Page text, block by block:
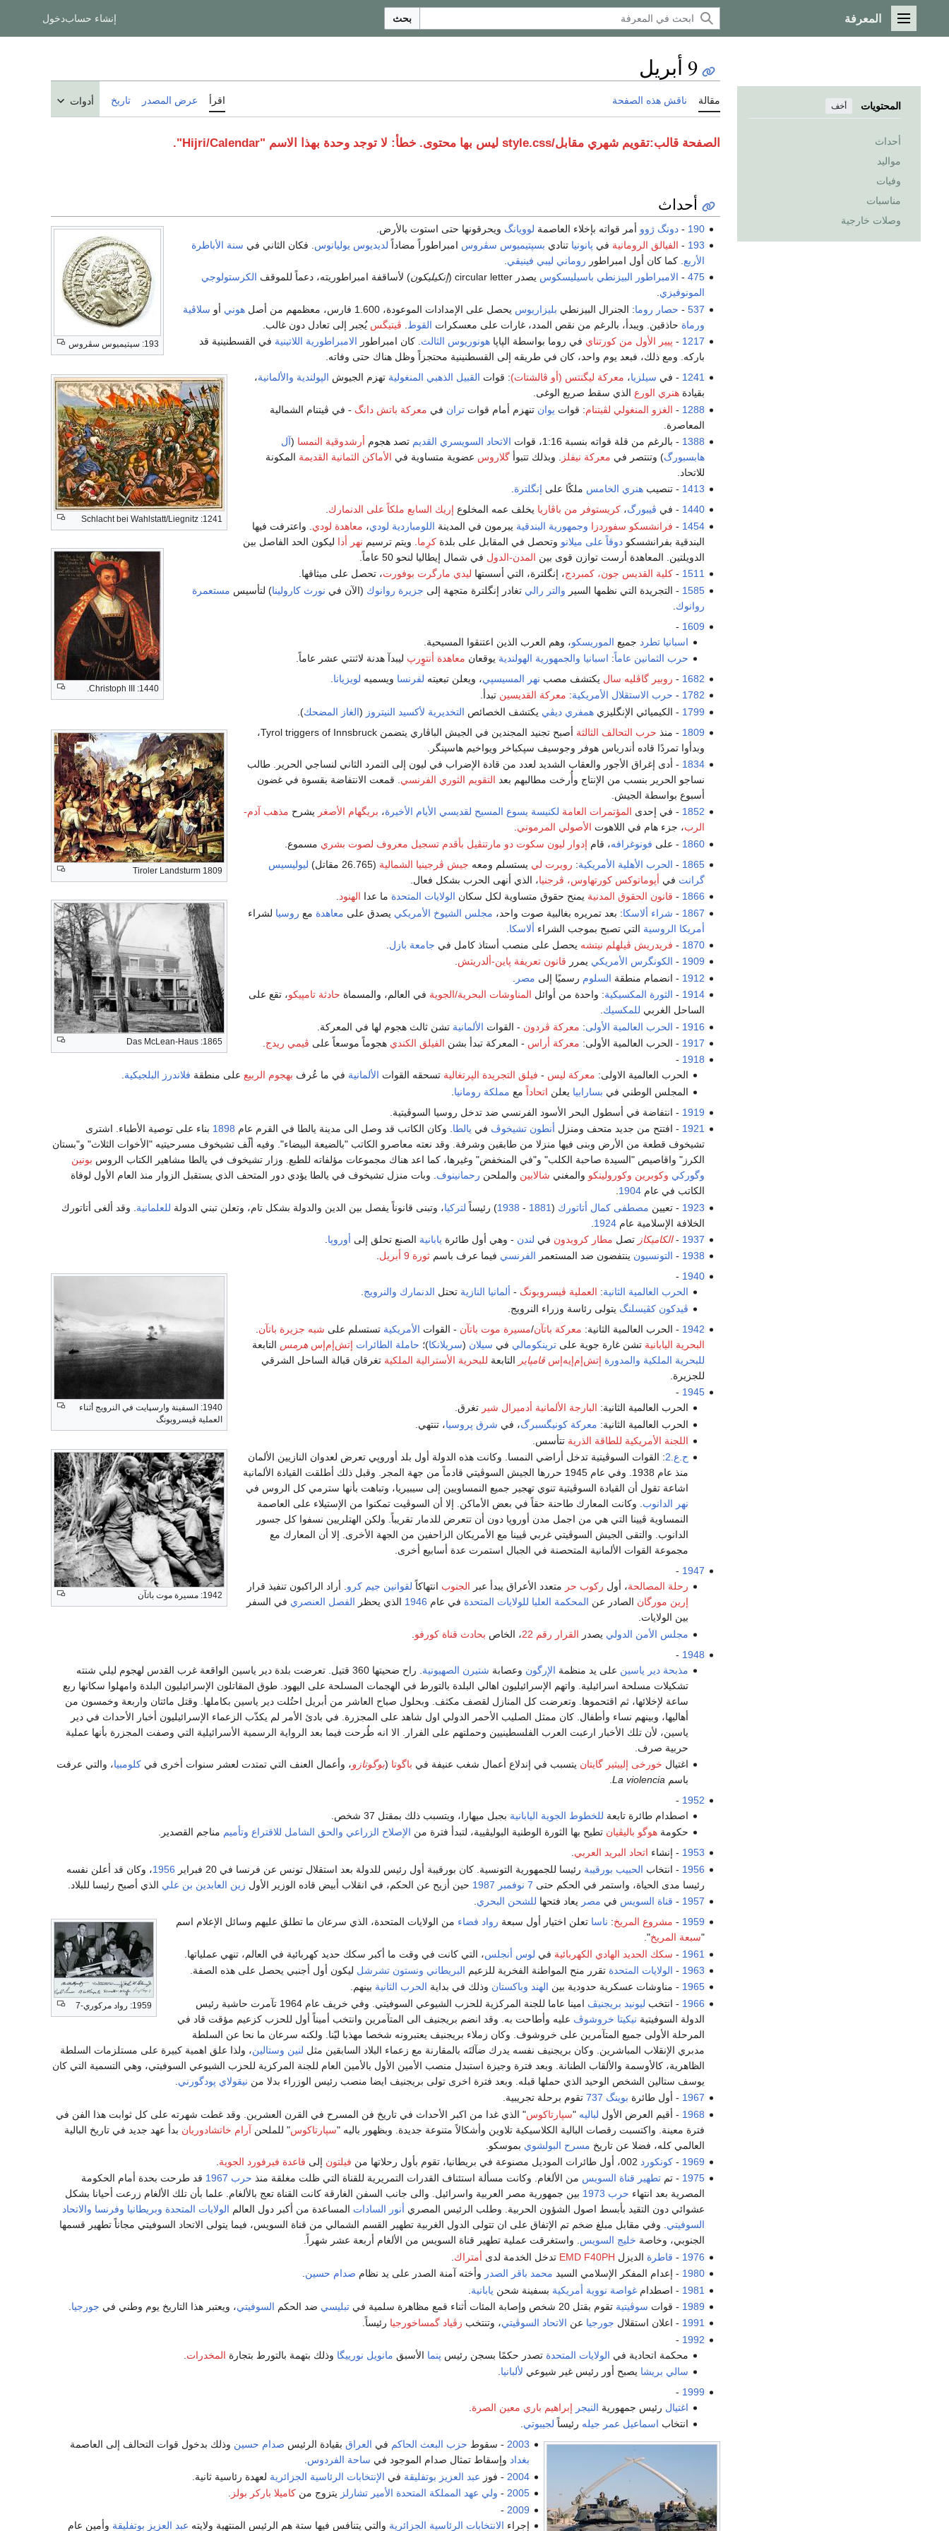
القائمة الرئيسية
المعرفة بحث إنشاء حسابدخول
المحتويات أخف
أحداث
مواليد
وفيات
مناسبات
وصلات خارجية
9 أبريل
مقالة ناقش هذه الصفحة اقرأ عرض المصدر تاريخ أدوات
الصفحة قالب:تقويم شهري مقابل/style.css ليس بها محتوى. خطأ: لا توجد وحدة بهذا الاسم "Hijri/Calendar".
أحداث
193: سپتيميوس سڤروس
190
-دونگ ژوو أمر قواته بإخلاء العاصمة لوويانگ ويحرقونها حتى استوت بالأرض.
193
- الفيالق الرومانية في پانونيا تنادي بسپتيميوس سڤروس امبراطوراً مضاداً لديديوس يوليانوس . فكان الثاني في سنة الأباطرة
الأربع . كما كان أول امبراطور روماني ليبي فينيقي
475
- الامبراطور البيزنطي باسيليسكوس يصدر circular letter ( إنكيليكون) لأساقفة امبراطوريته، دعماً للموقف الكرستولوجي
المونوفيزي.
537
- حصار روما: الجنرال البيزنطي بليزاريوس يحصل على الإمدادات الموعودة، 1.600 فارس، معظمهم من أصل هوني أو سلاڤية
ورماة حاذقين. ويبدأ، بالرغم من نقص المدد، غارات على معسكرات القوط ڤيتيگس يُجبر إلى تعادل دون غالب.
1217
- پيير الأول من كورتناي في روما بواسطة الپاپاهونوريوس الثالث . كان امبراطور الامبراطورية اللاتينية في القسطنينية قد
باركه. ومع ذلك، فبعد يوم واحد، كان في طريقه إلى القسطنينية محتجزاً وظل هناك حتى وفاته.
1241: Schlacht bei Wahlstatt/Liegnitz
1241 - في سيلزيا، معركة ليگنتس (أو ڤالشتات): قوات القبيل الذهبي المنغولية تهزم الجيوش الپولندية والألمانية،
بقيادةهنري الورع الذي سقط صريع الوغى.
1288
- الغزو المنغولي لڤيتنام: قوات يوان تنهزم أمام قواتتران في معركة باتش دانگ - في ڤيتنام الشمالية
المعاصرة.
1388 - بالرغم من قلة قواته بنسبة 1:16، قوات الاتحاد السويسري القديم تصد هجوم أرشدوقية النمسا (آل
هابسبورگ) وتنتصر في معركة نيفلز . وبذلك تتبوأگلاروس عضوية متساوية في الأماكن الثمانية القديمة المكونة
للاتحاد.
1413 - تنصيبهنري الخامس ملكًا على إنگلترة.
1440: Christoph III.
1440 - في ڤيبورگ،كريستوفر من باڤاريا يخلف عمه المخلوع إريك السابع ملكاً على الدنمارك.
1454
- فرانشسكو سفوردزا وجمهورية البندقية يبرمون في المدينة اللومباردية لودي، معاهدة لودي . واعترفت فيها
البندقية بفرانشسكودوقاً على ميلانو وتحصل في المقابل على بلدةكرِما . ويتم ترسيم نهر أدا ليكون الحد الفاصل بين
الدويلتين. المعاهدة أرست توازن قوى بين المدن-الدول في شمال إيطاليا لنحو 50 عاماً.
1511
-كلية القديس جون، كمبردج، إنگلترة، التي أسستها ليدي مارگرت بوفورت، تحصل على ميثاقها.
1585 - التجريدة التي نظمها السير والتر رالي تغادر إنگلترة متجهة إلى جزيرة روانوك (الآن في نورث كارولينا) لتأسيس مستعمرة
روانوك
1609
-
اسبانيا تطرد جميع الموريسكو، وهم العرب الذين اعتنقوا المسيحية.
حرب الثمانين عاماً: اسبانيا والجمهورية الهولندية يوقعان معاهدة أنتوٍرپ ليبدآ هدنة لاثنتي عشر عاماً.
1682
- روبير گاڤليه سال يكتشف مصب نهر المسيسپي، ويعلن تبعيته لفرنسا ويسميه لويزيانا
1782
- حرب الاستقلال الأمريكية: معركة القديسين تبدأ.
1799 - الكيميائي الإنگليزيهمفري ديڤي يكتشف الخصائص التخديرية لأكسيد النيتروز (الغاز المضحك).
Tiroler Landsturm 1809
1809 - منذ حرب التحالف الثالثة
أصبح تجنيد المجندين في الجيش الباڤاري يتضمن Tyrol triggers of Innsbruck،
وبدأوا تمردًا قاده أندرياس هوفر وجوسيف سپكباخر ويواخيم هاسپنگر.
1834 - أدى إغراق الأجور والعقاب الشديد لعدد من قادة الإضراب في ليون إلى التمرد الثاني لنساجي الحرير. طالب
نساجو الحرير بنسب من الإنتاج وأُرخت مطالبهم بعد التقويم الثوري الفرنسي . قمعت الانتفاضة بقسوة في غضون
أسبوع بواسطة الجيش.
1852 - في إحدى المؤتمرات العامة لكنيسة يسوع المسيح لقديسي الأيام الأخيرة، بريگهام الأصغر يشرح مذهب آدم-
الرب، جزء هام في اللاهوت الأصولي المرموني.
1860 - على فونوغرافه، قام إدوار ليون سكوت دو مارتنڤيل بأقدم تسجيل معروف لصوت بشري مسموع.
1865: Das McLean-Haus
1865
- الحرب الأهلية الأمريكية: روبرت لي يستسلم ومعه جيش ڤرجينيا الشمالية (26.765 مقاتل)
ليوليسيس
گرانت في أپوماتوكس كورتهاوس، ڤرجنيا، الذي أنهى الحرب بشكل فعال.
1866
- قانون الحقوق المدنية يمنح حقوق متساوية لكل سكان الولايات المتحدة ما عدا الهنود.
1867
- شراء ألاسكا: بعد تمريره بغالبية صوت واحد، مجلس الشيوخ الأمريكي يصدق على معاهدة مع روسيا لشراء
أمريكا الروسية التي تصبح بموجب الشراء ألاسكا
1870
- فريدريش ڤيلهلم نيتشه يحصل على منصب أستاذ كامل في جامعة بازل
1909
- الكونگرس الأمريكي يمرر قانون تعريفة پاين-ألدريتش.
1912 - انضمام منطقة السلوم رسميًا إلى مصر
1914
- الثورة المكسيكية: واحدة من أوائل المناوشات البحرية/الجوية في العالم، والمسماة حادثة تامپيكو، تقع على
الساحل الغربي للمكسيك.
1916
- الحرب العالمية الأولى: معركة ڤردون - القوات الألمانية تشن ثالث هجوم لها في المعركة.
1917 - الحرب العالمية الأولى: معركة أراس - المعركة تبدأ بشن الفيلق الكندي هجوماً موسعاً على ڤيمي ريدج
1918
-
الحرب العالمية الاولى: معركة ليس - فيلق التجريدة الپرتغالية تسحقه القوات الألمانية في ما عُرف بهجوم الربيععلى منطقة فلاندرز البلجيكية.
المجلس الوطني في بسارابيا يعلن اتحاداً مع مملكة رومانيا
1919 - انتفاضة في أسطول البحر الأسود الفرنسي ضد تدخل روسيا السوڤيتية.
1921 - افتتح من جديد متحف ومنزل أنطون تشيخوڤ في يالطا . وكان الكاتب قد وصل الى مدينة يالطا في القرم عام 1898 بناء على توصية الأطباء. اشترى
تشيخوف قطعة من الأرض وبنى فيها منزلا من طابقين وشرفة. وقد نعته معاصرو الكاتب "بالضيعة البيضاء". وفيه ألّف تشيخوف مسرحيتيه "الأخوات الثلاث" و"بستان
الكرز" واقاصيص "السيدة صاحبة الكلب" و"في المنخفض" وغيرها، كما اعد هناك مجموعات مؤلفاته للطبع. وزار تشيخوف في يالطا مشاهير الكتاب الروس بونين
وگوركي وكوبرين وكورولينكو والمغني شالابين والملحن رحمانينوف . وبات منزل تشيخوف في يالطا يؤدي دور المتحف الذي يستقبل الزوار منذ العام الأول لوفاة
الكاتب في عام1904
1923 - تعيين مصطفى كمال أتاتورك (
1881
-
1938) رئيساً لتركيا، وتبنى قانوناً يفصل بين الدين والدولة بشكل تام، وتعلن تبني الدولة للعلمانية . وقد ألغى أتاتورك
الخلافة الإسلامية عام1924
1937
-الكاميكاز تصل مطار كرويدون في لندن - وهي أول طائرة يابانية الصنع تحلق إلى أوروپا
1938
- التونسيون ينتفضون ضد المستعمر الفرنسي فيما عرف باسمثورة 9 أبريل .
1940: السفينة وارسپايت في النرويج أثناء
العملية ڤيسروبونگ
1940
-
الحرب العالمية الثانية: العملية ڤيسروبونگ - ألمانيا النازية تحتل الدنمارك والنرويج.
ڤيدكون كڤيسلنگ يتولى رئاسة وزراء النرويج.
1942: مسيرة موت باتآن
1942 - الحرب العالمية الثانية: معركة باتآن/مسيرة موت باتآن - القوات الأمريكية تستسلم على شبه جزيرة باتآن
البحرية اليابانية تشن غارة جوية علىترينكومالي في سيلان (سريلانكا)؛ حاملة الطائرات إتش‌إم‌إسهرمس التابعة
للبحرية الملكية والمدورة إتش‌إم‌إيه‌إسڤامپاير التابعة للبحرية الأسترالية الملكية تغرقان قبالة الساحل الشرقي
للجزيرة.
1945
-
الحرب العالمية الثانية: البارجة الألمانية أدميرال شير تغرق.
الحرب العالمية الثانية: معركة كونيگسبرگ، في شرق پروسيا، تنتهي.
اللجنة الأمريكية للطاقة الذرية تتأسس.
ح.ع.2 : القوات السوڤيتية تدخل أراضي النمسا. وكانت هذه الدولة أول بلد أوروپي تعرض لعدوان النازيين الألمان
منذ عام 1938. وفي عام 1945 حررها الجيش السوڤيتي قادماً من جهة المجر. وقبل ذلك أطلقت القيادة الألمانية
اشاعة تقول أن القيادة السوڤيتية تنوي تهجير جميع النمساويين إلى سيبيريا، وتباهت بأنها سترمي كل الروس في
نهر الدانوب. وكانت المعارك طاحنة حقاً في بعض الأماكن. إلا أن السوڤيت تمكنوا من الإستيلاء على العاصمة
النمساوية ڤيينا التي هي من اجمل مدن أوروپا دون أن تتعرض للدمار تقريباً. ولكن الهتلريين نسفوا كل جسور
الدانوب. والتقى الجيش السوڤيتي غربي ڤيينا مع الأمريكان الزاحفين من الجهة الأخرى. إلا أن المعارك مع
مجموعة القوات الألمانية المتحصنة في الجبال استمرت عدة أسابيع أخرى.
1947
-
رحلة المصالحة، أول ركوب حر متعدد الأعراق يبدأ عبر الجنوب انتهاكاً لقوانين جيم كرو. أراد الراكبون تنفيذ قرار
إرين مورگان الصادر عن المحكمة العليا للولايات المتحدة في عام 1946 الذي يحظر الفصل العنصري في السفر
بين الولايات.
مجلس الأمن الدولي يصدر القرار رقم 22 ، الخاص بحادث قناة كورفو
1948
-
مذبحة دير ياسين على يد منظمة الإرگون وعصابة شتيرن الصهيونية
. راح ضحيتها 360 قتيل. تعرضت بلدة دير ياسين الواقعة غرب القدس لهجوم ليلي شنته
تشكيلات مسلحة اسرائيلية. واتهم الإسرائيليون اهالي البلدة بالتورط في الهجمات المسلحة على اليهود. طوق المقاتلون الإسرائيليون البلدة وامهلوا سكانها ربع
ساعة لإخلائها، ثم اقتحموها. وتعرضت كل المنازل لقصف مكثف. وبحلول صباح العاشر من أبريل احتُلت دير ياسين بكاملها. وقتل مائتان واربعة وخمسون من
أهاليها، وبينهم نساء وأطفال. كان ممثل الصليب الأحمر الدولي اول شاهد على المجزرة. في بادئ الأمر لم يكذّب الزعماء الإسرائيليون أخبار الأحداث في دير
ياسين، لأن تلك الأخبار ارعبت العرب الفلسطينيين وحملتهم على الفرار. الا انه طُرحت فيما بعد الرواية الرسمية الأسرائيلية التي وصفت المجزرة بأنها عملية
حربية صرف.
اغتيال خورخى إلييثير گايتان يتسبب في إندلاع أعمال شغب عنيفة في باگوتا (بوگوتازو، وأعمال العنف التي تمتدت لعشر سنوات أخرى في كلومبيا، والتي عرفت
باسم La violencia
.
1952
-
اصطدام طائرة تابعة للخطوط الجوية اليابانية بجبل ميهارا، ويتسبب ذلك بمقتل 37 شخص.
حكومة هوگو باليڤيان تطيح بها الثورة الوطنية البوليڤيية، لتبدأ فترة من الإصلاح الزراعي والحق الشامل للاقتراع وتأميم مناجم القصدير.
1953 - إنشاء اتحاد البريد العربي.
1956 - انتخاب الحبيب بورقيبة رئيسا للجمهورية التونسية. كان بورقيبة أول رئيس للدولة بعد استقلال تونس عن فرنسا في 20 فبراير 1956، وكان قد أعلن نفسه
رئيسا مدى الحياة، واستمر في الحكم حتى 7 نوفمبر 1987 حين أزيح عن الحكم، في انقلاب أبيض قاده الوزير الأول زين العابدين بن علي الذي أصبح رئيسا للبلاد.
1957
- قناة السويس في مصر يعاد فتحها للشحن البحري.
1959: رواد مركوري-7
1959
- مشروع المريخ: ناسا تعلن اختيار أول سبعة رواد فضاء من الولايات المتحدة، الذي سرعان ما تطلق عليهم وسائل الإعلام اسم
"سبعة المريخ".
1961
- سكك الحديد الهادي الكهربائية في لوس أنجلس، التي كانت في وقت ما أكبر سكك حديد كهربائية في العالم، تنهي عملياتها.
1963
- الولايات المتحدة تقرر منح المواطنة الفخرية للزعيم البريطاني ونستون تشرشل ليكون أول أجنبي يحصل على هذه الصفة.
1965 - مناوشات عسكرية حدودية بين الهند وباكستان وذلك في بداية الحرب الثانية بينهم.
1966 - انتخب ليونيد بريجنيڤ
امينا عاما للجنة المركزية للحزب الشيوعي السوفيتي. وفي خريف عام 1964 تآمرت حاشية رئيس
الدولة السوفيتية نيكيتا خروشوڤ عليه وأطاحت به. وقد انضم بريجنيف الى المتآمرين وانتخب أميناً أول للحزب كزعيم مؤقت قاد في
المرحلة الأولى جميع المتآمرين على خروشوف. وكان زملاء بريجنيف يعتبرونه شخصا مهذبا ليّنا. ولكنه سرعان ما نحا عن السلطة
مدبري الإنقلاب المباشرين. وكان بريجنيف نفسه يدرك ضآلتَه بالمقارنة مع زعماء البلاد السابقين مثل لنين وستالين، ولذا علق اهمية كبيرة على مستلزمات السلطة
الظاهرية، كالأوسمة والألقاب الطنانة. وبعد فترة وجيزة استبدل منصب الأمين الأول بالأمين العام للجنة المركزية للحزب الشيوعي السوفيتي، وهي التسمية التي كان
يوسف ستالين الشخص الوحيد الذي حملها قبله. وبعد فترة اخرى تولى بريجنيف ايضا منصب رئيس الوزراء بدلا من نيقولاي پودگورني
1967 - أول طائرة بوينگ 737
تقوم برحلة تجريبية.
1968 - أقيم العرض الأول لباليه "سپارتاكوس" الذي غدا من اكبر الأحداث في تاريخ فن المسرح في القرن العشرين. وقد غطت شهرته على كل ثوابت هذا الفن في
فترة معينة. واكتسبت رقصات البالية الكلاسيكية تلاوين وأشكالاً متنوعة جديدة. وبظهور باليه "سپارتاكوس" للملحنآرام خاتشادوريان بدأ عهد جديد في تاريخ البالية
العالمي كله، فضلا عن تاريخ مسرح البولشوي بموسكو.
1969
-كونكورد فيلتون إلى قاعدة فيرفورد الجوية
1975 - تمتطهير قناة السويس من الألغام. وكانت مسألة استئناف القدرات التمريرية للقناة التي ظلت مغلقة منذ حرب 1967
قد طرحت بحدة أمام الحكومة
المصرية بعد انتهاء حرب 1973
بين جمهورية مصر العربية واسرائيل. والى جانب السفن الغارقة كانت القناة تعج بالألغام. علما بأن تلك الألغام زرعت أحيانا بشكل
عشوائي دون التقيد بأبسط اصول الشؤون الحربية. وطلب الرئيس المصري أنور السادات المساعدة من أكبر دول العالم الولايات المتحدة وبريطانيا وفرنسا والاتحاد
السوفيتي. وفي مقابل مبلغ ضخم تم الإتفاق على ان تتولى الدول الغربية تطهير القسم الشمالي من قناة السويس، فيما يتولى الاتحاد السوفيتي مجاناً تطهير قسمها
الجنوبي، وخاصة خليج السويس. واستغرقت عملية تطهير قناة السويس من الألغام أربعة عشر شهراً.
1976
- قاطرة الديزل EMD F40PH تدخل الخدمة لدى أمتراك
1980 - إعدام المفكر الإسلامي السيد محمد باقر الصدر وأخته آمنة الصدر على يد نظام صدام حسين
1981 - اصطدامغواصة نووية أمريكية بسفينة شحن يابانية
1989 - قوات سوڤيتية تقوم بقتل 20 شخص وإصابة المئات أثناء قمع مظاهرة سلمية في تبليسي ضد الحكم السوفيتي، ويعتبر هذا التاريخ يوم وطني في جورجيا
1991 - اعلان استقلال جورجيا عن الاتحاد السوڤيتي، وتنتخب زڤياد گمساخورجيا رئيساً.
1992
-
محكمة اتحادية في الولايات المتحدة تصدر حكمًا بسجن رئيس پنما الأسبق مانويل نورييگا وذلك بتهمة بالتورط بتجارة المخدرات
سالي بريشا يصبح أور رئيس غير شيوعي لألبانيا
1999
-
اغتيال رئيس جمهورية النيجر إبراهيم باري معين الصرة
انتخاب اسماعيل عمر جيله رئيساً لجيبوتي.
2003- سقوط حزب البعث الحاكم في العراقبقيادة الرئيس صدام حسين وذلك بدخول قوات التحالف إلى العاصمة
بغدادوإسقاط تمثال صدام الموجود في ساحة الفردوس.
2004 - فوز عبد العزيز بوتفليقة في الإنتخابات الرئاسية الجزائرية لعهدة رئاسية ثانية.
2005
- ولي عهد المملكة المتحدة الأمير تشارلز يتزوج من كاميلا باركر بولز .
2009
-
إجراء الانتخابات الرئاسية الجزائرية والتي يتنافس فيها ستة هم الرئيس المنتهية ولايته عبد العزيز بوتفليقة وأمين عام